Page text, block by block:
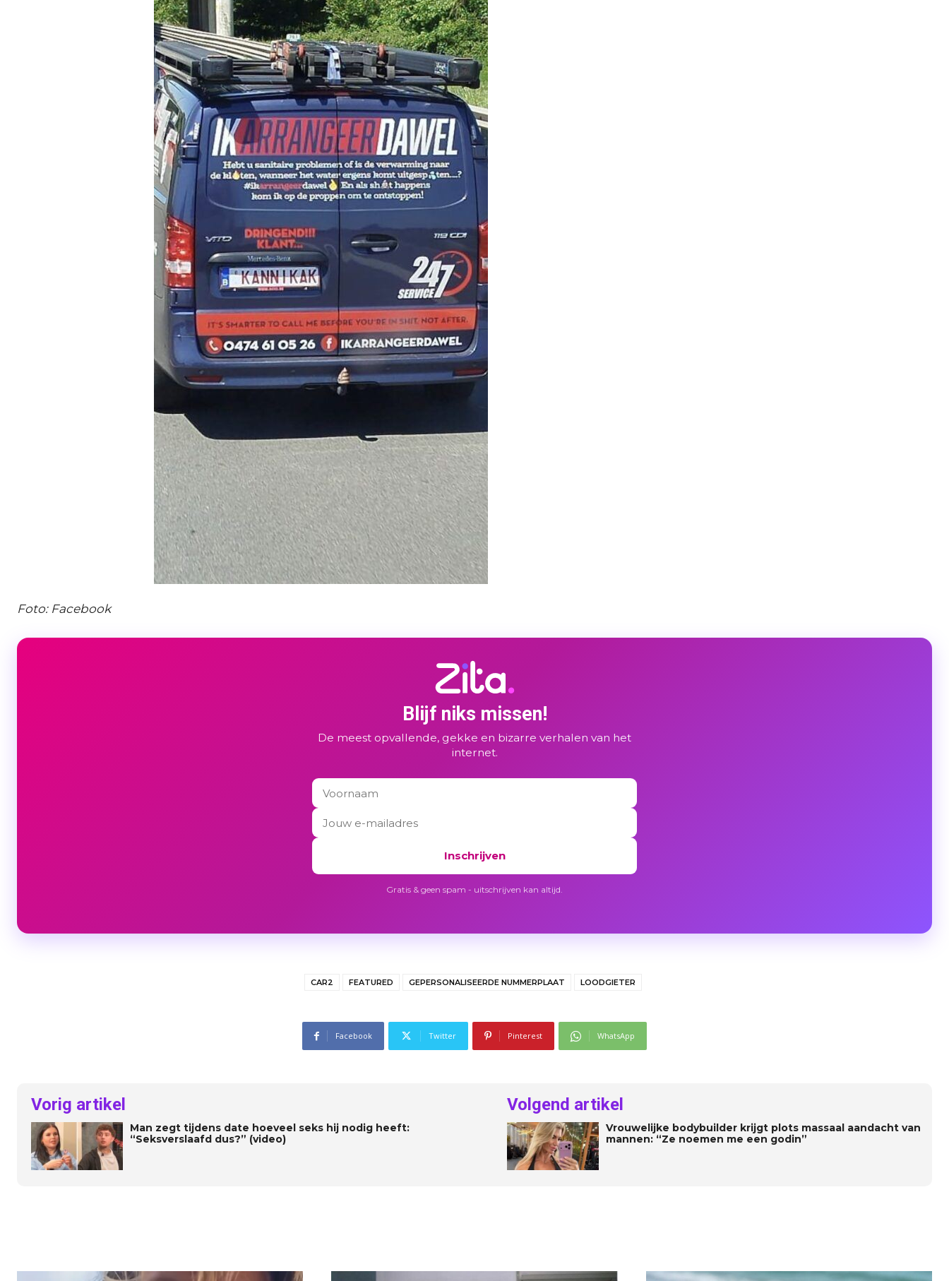
Foto: Facebook
Blijf niks missen!
De meest opvallende, gekke en bizarre verhalen van het
internet.
Inschrijven
Gratis & geen spam - uitschrijven kan altijd.
CAR2 FEATURED GEPERSONALISEERDE NUMMERPLAAT LOODGIETER
Facebook Twitter Pinterest WhatsApp
Vorig artikel
Man zegt tijdens date hoeveel seks hij nodig heeft:
“Seksverslaafd dus?” (video)
Volgend artikel
Vrouwelijke bodybuilder krijgt plots massaal aandacht van
mannen: “Ze noemen me een godin”